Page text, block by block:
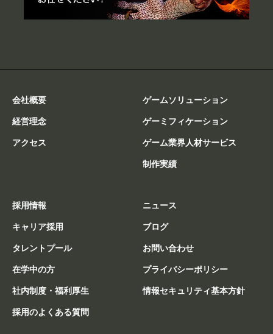
会社概要
経営理念
アクセス
ゲームソリューション
ゲーミフィケーション
ゲーム業界人材サービス
制作実績
採用情報
キャリア採用
タレントプール
在学中の方
社内制度・福利厚生
採用のよくある質問
ニュース
ブログ
お問い合わせ
プライバシーポリシー
情報セキュリティ基本方針